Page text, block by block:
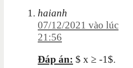
haianh
07/12/2021 vào lúc
21:56
Đáp án: $ x ≥ -1$.